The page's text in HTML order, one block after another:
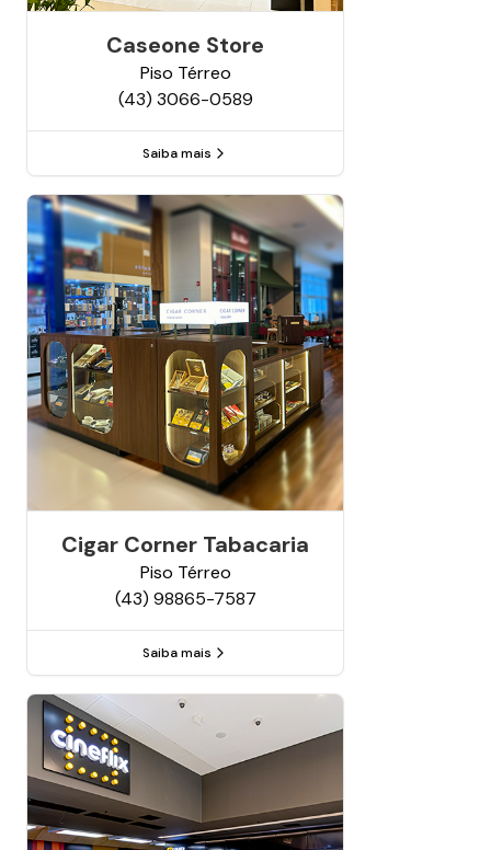
Caseone Store
Piso Térreo
(43) 3066-0589
Saiba mais
Cigar Corner Tabacaria
Piso Térreo
(43) 98865-7587
Saiba mais